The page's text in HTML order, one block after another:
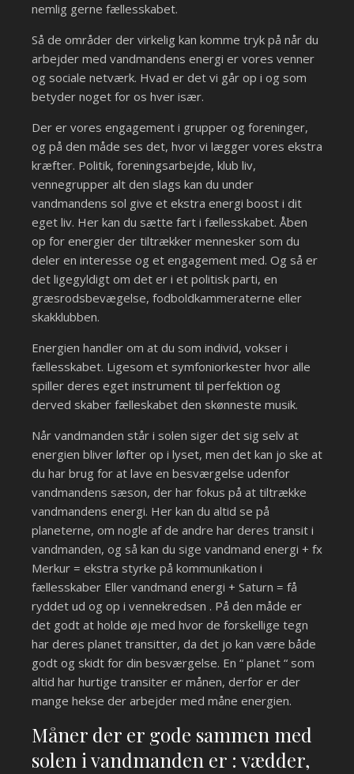
nemlig gerne fællesskabet.
Så de områder der virkelig kan komme tryk på når du
arbejder med vandmandens energi er vores venner
og sociale netværk. Hvad er det vi går op i og som
betyder noget for os hver især.
Der er vores engagement i grupper og foreninger,
og på den måde ses det, hvor vi lægger vores ekstra
kræfter. Politik, foreningsarbejde, klub liv,
vennegrupper alt den slags kan du under
vandmandens sol give et ekstra energi boost i dit
eget liv. Her kan du sætte fart i fællesskabet. Åben
op for energier der tiltrækker mennesker som du
deler en interesse og et engagement med. Og så er
det ligegyldigt om det er i et politisk parti, en
græsrodsbevægelse, fodboldkammeraterne eller
skakklubben.
Energien handler om at du som individ, vokser i
fællesskabet. Ligesom et symfoniorkester hvor alle
spiller deres eget instrument til perfektion og
derved skaber fælleskabet den skønneste musik.
Når vandmanden står i solen siger det sig selv at
energien bliver løfter op i lyset, men det kan jo ske at
du har brug for at lave en besværgelse udenfor
vandmandens sæson, der har fokus på at tiltrække
vandmandens energi. Her kan du altid se på
planeterne, om nogle af de andre har deres transit i
vandmanden, og så kan du sige vandmand energi + fx
Merkur = ekstra styrke på kommunikation i
fællesskaber Eller vandmand energi + Saturn = få
ryddet ud og op i vennekredsen . På den måde er
det godt at holde øje med hvor de forskellige tegn
har deres planet transitter, da det jo kan være både
godt og skidt for din besværgelse. En “ planet “ som
altid har hurtige transiter er månen, derfor er der
mange hekse der arbejder med måne energien.
Måner der er gode sammen med
solen i vandmanden er : vædder,